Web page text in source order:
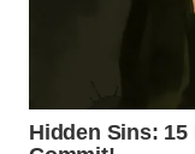
WN
TAPANULI